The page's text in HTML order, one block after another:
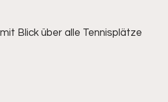
Blick über alle Tennisplätze